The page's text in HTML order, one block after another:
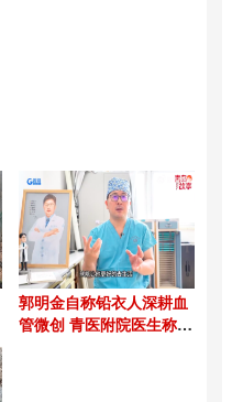
郭明金自称铅衣人深耕血
管微创 青医附院医生称自